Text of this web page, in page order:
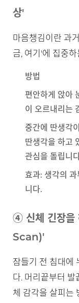
상'
마음챙김이란 과
금, 여기'에 집중
방법
편안하게 앉아
이 오르내리는
중간에 딴생각
딴생각을 하고
관심을 돌립니
효과: 생각의
니다.
④ 신체 긴장을
Scan)'
잠들기 전 침대에
다. 머리끝부터
체 감각을 살피는